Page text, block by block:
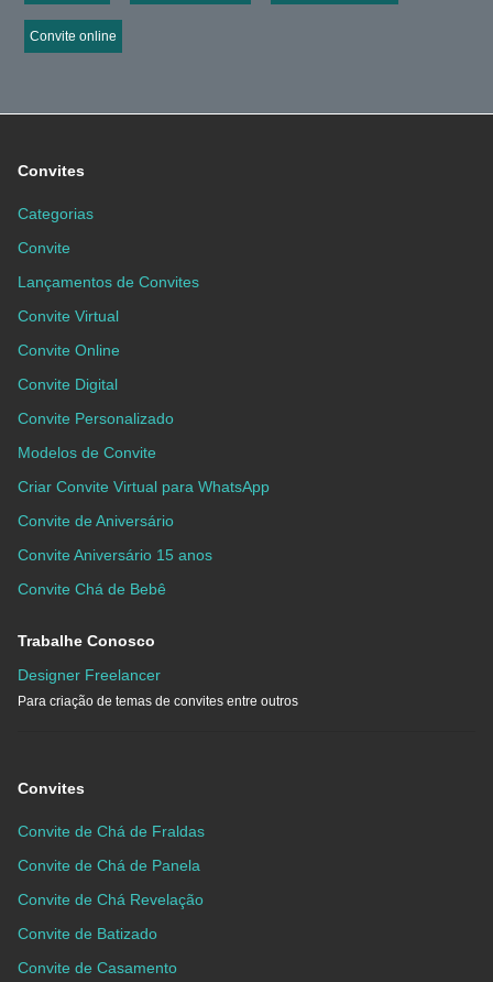
Convite online
Convites
Categorias
Convite
Lançamentos de Convites
Convite Virtual
Convite Online
Convite Digital
Convite Personalizado
Modelos de Convite
Criar Convite Virtual para WhatsApp
Convite de Aniversário
Convite Aniversário 15 anos
Convite Chá de Bebê
Trabalhe Conosco
Designer Freelancer
Para criação de temas de convites entre outros
Convites
Convite de Chá de Fraldas
Convite de Chá de Panela
Convite de Chá Revelação
Convite de Batizado
Convite de Casamento